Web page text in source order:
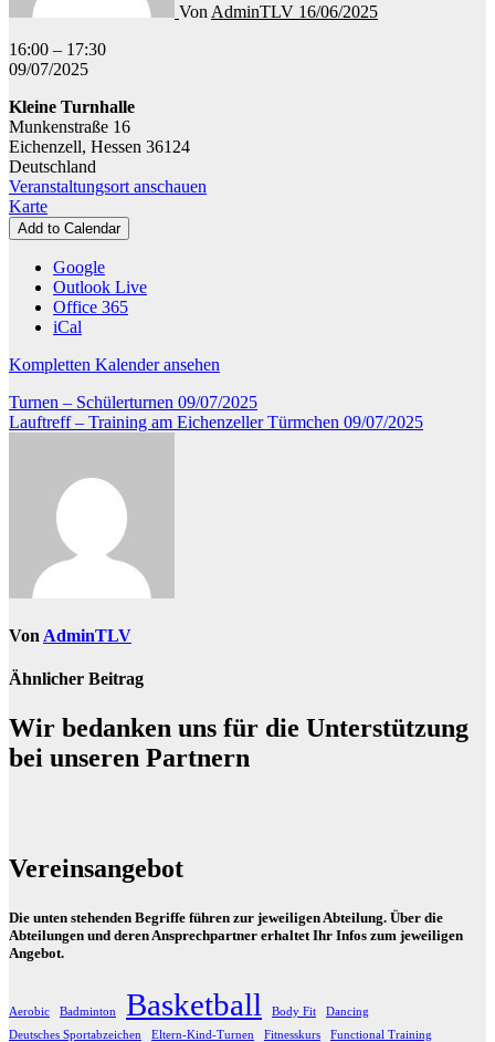
Von AdminTLV 16/06/2025
Turnen
-
Kids
Dance
16:00 – 17:30
09/07/2025
Kleine Turnhalle
Munkenstraße 16
Eichenzell, Hessen 36124
Deutschland
Veranstaltungsort anschauen
KarteKleine
Turnhalle
Add to Calendar
Google
Outlook Live
Office 365
iCal
Kompletten Kalender ansehen
Beitragsnavigation
Turnen – Schülerturnen 09/07/2025
Lauftreff – Training am Eichenzeller Türmchen 09/07/2025
Von AdminTLV
Ähnlicher Beitrag
Wir bedanken uns für die Unterstützung
bei unseren Partnern
Vereinsangebot
Die unten stehenden Begriffe führen zur jeweiligen Abteilung. Über die
Abteilungen und deren Ansprechpartner erhaltet Ihr Infos zum jeweiligen
Angebot.
Aerobic Badminton Basketball Body Fit
Dancing
Deutsches Sportabzeichen
Eltern-Kind-Turnen Fitnesskurs Functional Training